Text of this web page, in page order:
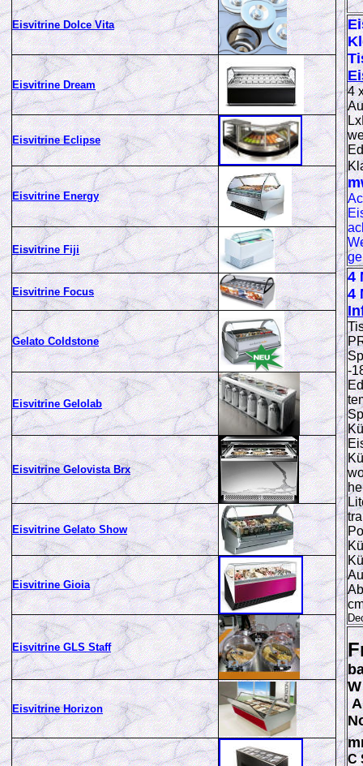
Eisvitrine Dolce Vita
Eisvitrine Dream
Eisvitrine Eclipse
Eisvitrine Energy
Eisvitrine Fiji
Eisvitrine Focus
Gelato Coldstone
Eisvitrine Gelolab
Eisvitrine Gelovista Brx
Eisvitrine Gelato Show
Eisvitrine Gioia
Eisvitrine GLS Staff
Eisvitrine Horizon
4
4
4
-
C